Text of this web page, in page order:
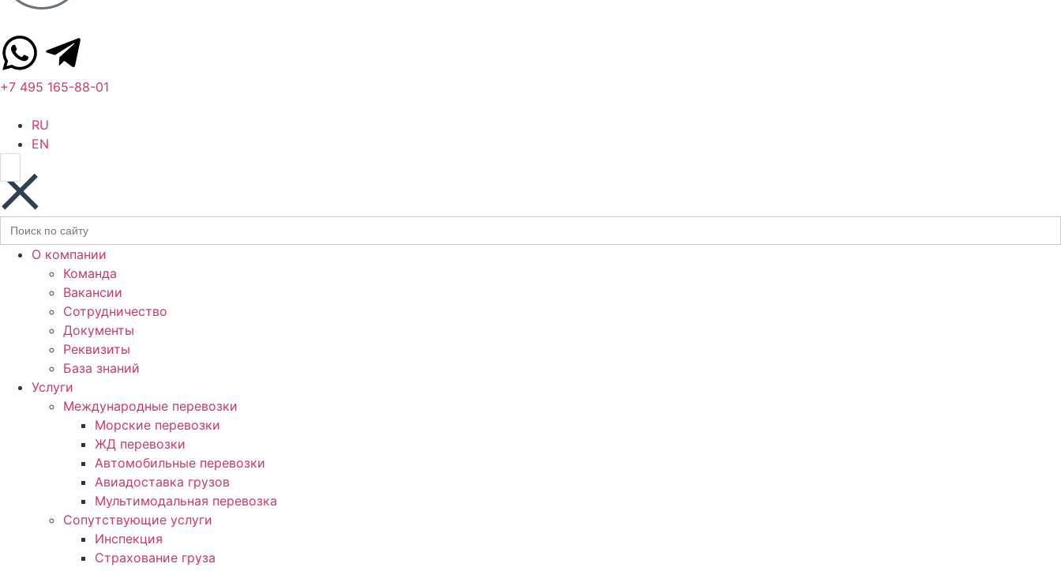
+7 495 165-88-01
RU
EN
Search
Search
for:
О компании
Команда
Вакансии
Сотрудничество
Документы
Реквизиты
База знаний
Услуги
Международные перевозки
Морские перевозки
ЖД перевозки
Автомобильные перевозки
Авиадоставка грузов
Мультимодальная перевозка
Сопутствующие услуги
Инспекция
Страхование груза